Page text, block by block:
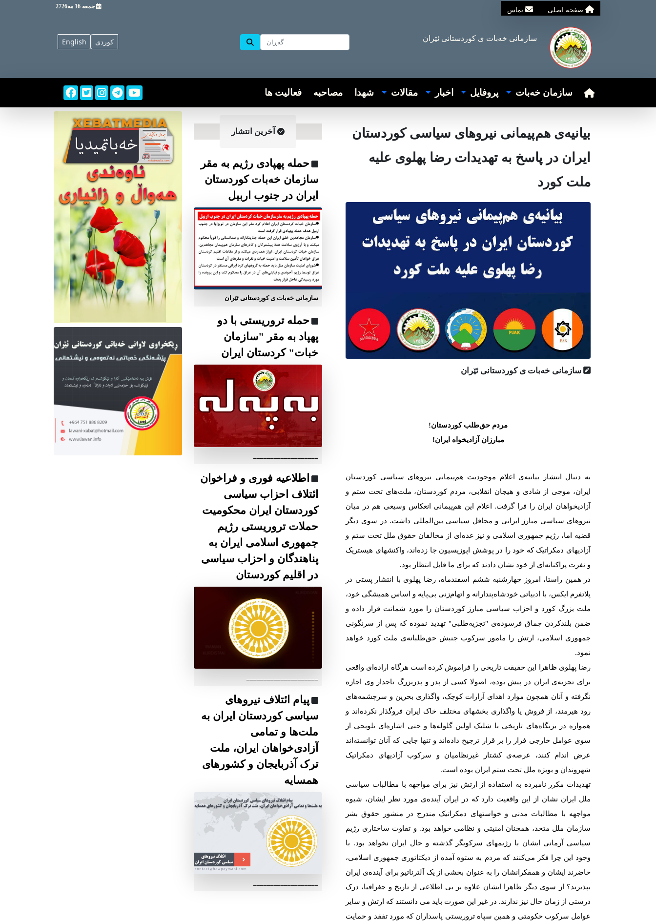
صفحه اصلی تماس جمعه 16 مه2726
English کوردی سازمانی خه‌بات ی کوردستانی ئێران
سازمان خەبات پروفایل اخبار مقالات شهدا مصاحبه فعالیت ها
بیانیەی هم‌پیمانی نیروهای سیاسی کوردستان
ایران در پاسخ بە تهدیدات رضا پهلوی علیە
ملت کورد
سازمانی خەبات ی کوردستانی ئێران
مردم حق‌طلب کوردستان!
مبارزان آزادیخواه ایران!
بە دنبال انتشار بیانیەی اعلام موجودیت هم‌پیمانی نیروهای سیاسی کوردستان
ایران، موجی از شادی و هیجان انقلابی، مردم کوردستان، ملت‌های تحت ستم و
آزادیخواهان ایران را فرا گرفت. اعلام این هم‌پیمانی انعکاس وسیعی هم در میان
نیروهای سیاسی مبارز ایرانی و محافل سیاسی بین‌المللی داشت. در سوی دیگر
قضیە اما، رژیم جمهوری اسلامی و نیز عدەای از مخالفان حقوق ملل تحت ستم و
آزادیهای دمکراتیک کە خود را در پوشش اپوزیسیون جا زدەاند، واکنشهای هیستریک
و نفرت پراکنانەای از خود نشان دادند کە برای ما قابل انتظار بود.
در همین راستا، امروز چهارشنبە ششم اسفندماە، رضا پهلوی با انتشار پستی در
پلاتفرم ایکس، با ادبیاتی خودشاەپندارانە و اتهام‌زنی بی‌پایە و اساس همیشگی خود،
ملت بزرگ کورد و احزاب سیاسی مبارز کوردستان را مورد شماتت قرار دادە و
ضمن بلندکردن چماق فرسودەی "تجزیەطلبی" تهدید نمودە کە پس از سرنگونی
جمهوری اسلامی، ارتش را مامور سرکوب جنبش حق‌طلبانەی ملت کورد خواهد
نمود.
رضا پهلوی ظاهرا این حقیقت تاریخی را فراموش کردە است هرگاە ارادەای واقعی
برای تجزیەی ایران در پیش بودە، اصولا کسی از پدر و پدربزرگ تاجدار وی اجازە
نگرفتە و آنان همچون موارد اهدای آرارات کوچک، واگذاری بحرین و سرچشمەهای
رود هیرمند، از فروش یا واگذاری بخشهای مختلف خاک ایران فروگذار نکردەاند و
هموارە در بزنگاەهای تاریخی با شلیک اولین گلولەها و حتی اشارەای تلویحی از
سوی عوامل خارجی فرار را بر قرار ترجیح دادەاند و تنها جایی کە آنان توانستەاند
عرض اندام کنند، عرصەی کشتار غیرنظامیان و سرکوب آزادیهای دمکراتیک
شهروندان و بویژە ملل تحت ستم ایران بودە است.
تهدیدات مکرر نامبردە به استفاده از ارتش نیز برای مواجهه با مطالبات سیاسی
ملل ایران نشان از این واقعیت دارد کە در ایران آیندەی مورد نظر ایشان، شیوه
مواجهه با مطالبات مدنی و خواستهای دمکراتیک مندرج در منشور حقوق بشر
سازمان ملل متحد، همچنان امنیتی و نظامی خواهد بود. و تفاوت ساختاری رژیم
سیاسی آرمانی ایشان با رژیمهای سرکوبگر گذشته و حال ایران نخواهد بود. با
وجود این چرا فکر می‌کنند کە مردم بە ستوە آمدە از دیکتاتوری جمهوری اسلامی،
حاضرند ایشان و همفکرانشان را به عنوان بخشی از یک آلترناتیو برای آیندەی ایران
بپذیرند؟ از سوی دیگر ظاهرا ایشان علاوە بر بی اطلاعی از تاریخ و جغرافیا، درک
درستی از زمان حال نیز ندارند. در غیر این صورت باید می دانستند کە ارتش و سایر
عوامل سرکوب حکومتی و همین سپاە تروریستی پاسداران کە مورد تفقد و حمایت
آخرین انتشار
حمله پهپادی رژیم به مقر
سازمان خەبات کوردستان
ایران در جنوب اربیل
سازمانی خەبات ی كوردستانی ئێران
حمله تروریستی با دو
پهپاد به مقر "سازمان
خبات" کردستان ایران
اطلاعیه فوری و فراخوان
ائتلاف احزاب سیاسی
کوردستان ایران محکومیت
حملات تروریستی رژیم
جمهوری اسلامی ایران به
پناهندگان و احزاب سیاسی
در اقلیم کوردستان
پیام ائتلاف نیروهای
سیاسی کوردستان ایران به
ملت‌ها و تمامی
آزادی‌خواهان ایران، ملت
ترک آذربایجان و کشورهای
همسایه